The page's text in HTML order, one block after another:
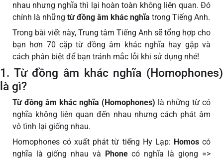
nhau nhưng nghĩa thì lại hoàn toàn không liên quan. Đó
chính là những từ đồng âm khác nghĩa trong Tiếng Anh.
Trong bài viết này, Trung tâm Tiếng Anh sẽ tổng hợp cho
bạn hơn 70 cặp từ đồng âm khác nghĩa hay gặp và
cách phân biệt để bạn tránh mắc lỗi khi sử dụng nhé!
1. Từ đồng âm khác nghĩa (Homophones)
là gì?
Từ đồng âm khác nghĩa (Homophones) là những từ có
nghĩa không liên quan đến nhau nhưng cách phát âm
vô tình lại giống nhau.
Homophones có xuất phát từ tiếng Hy Lạp: Homoscó
nghĩa là giống nhau và
Phonecó nghĩa là giọng =>